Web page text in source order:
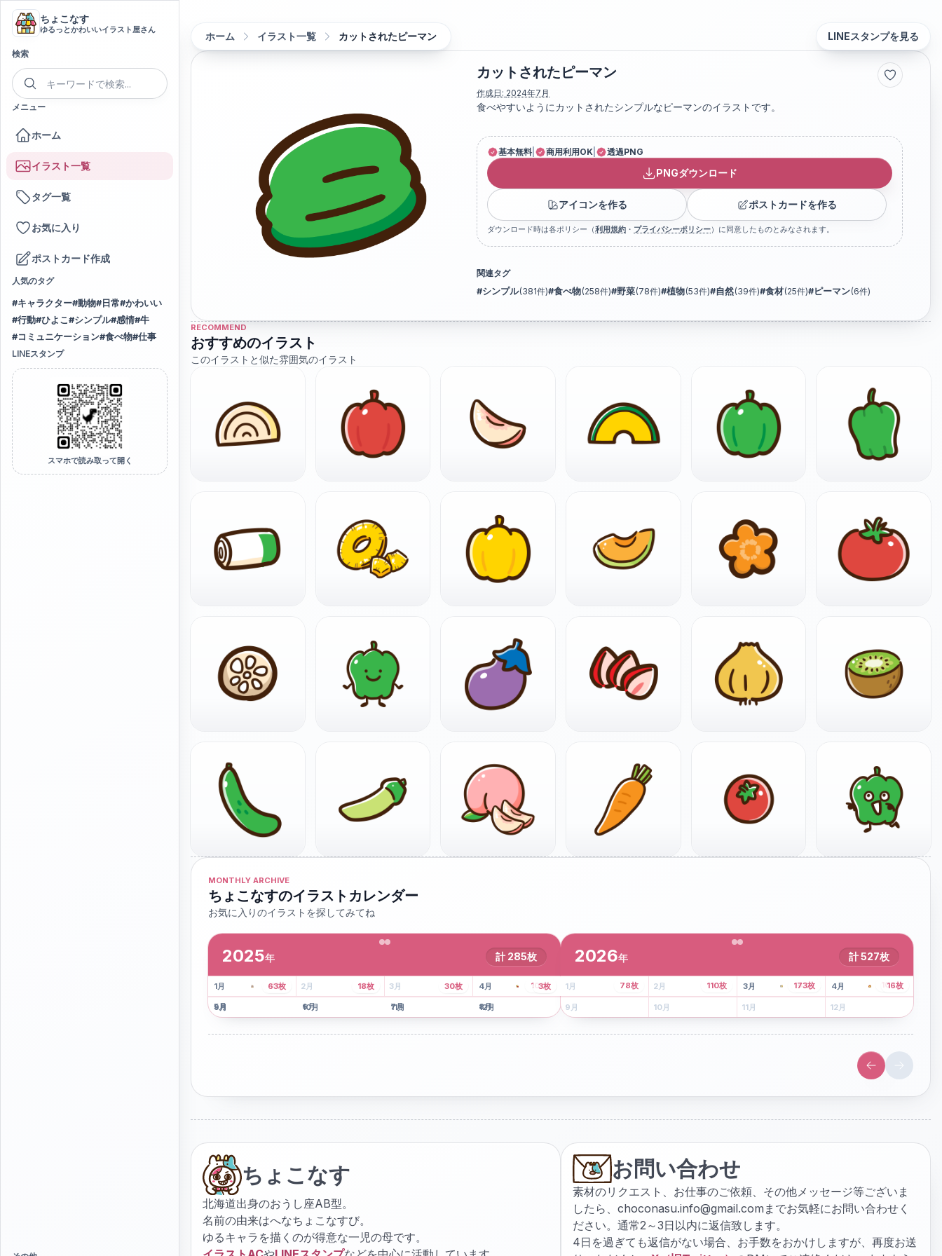
ちょこなす
ゆるっとかわいいイラスト屋さん
検索
メニュー
ホーム
イラスト一覧
タグ一覧
お気に入り
ポストカード作成
人気のタグ
#キャラクター#動物# 日常#かわいい
#行動#ひよこ#シンプル#感情#牛
#コミュニケーション#食べ物#仕事
LINEスタンプ
スマホで読み取って開く
ホーム イラスト一覧 カットされたピーマン LINEスタンプを見る
カットされたピーマン
作成日: 2024年7月
食べやすいようにカットされたシンプルなピーマンのイラストです。
基本無料 商用利用OK 透過PNG
PNGダウンロード
アイコンを作る ポストカードを作る
ダウンロード時は各ポリシー（利用規約 ・ プライバシーポリシー）に同意したものとみなされます。
関連タグ
#シンプル(381件)#食べ物(258件)#野菜(78件)#植物(53件)#自然(39件)#食材(25件)#ピーマン(6件)
RECOMMEND
おすすめのイラスト
このイラストと似た雰囲気のイラスト
MONTHLY ARCHIVE
ちょこなすのイラストカレンダー
お気に入りのイラストを探してみてね
2025年 計 285枚
1月 2枚 2月 3月 4月 8枚
5月
41枚
6月
13枚
7月
6枚
8月
101枚
9月
63枚
10月
18枚
11月
30枚
12月
3枚
2026年 計527枚
1月 2月 3月 43枚 4月 107枚
5 月
78枚
6月
110枚
7 月
173枚
8月
16枚
9 月 10月 11月 12月
ちょこなす
北海道出身のおうし座AB型。
名前の由来はへなちょこなすび。
ゆるキャラを描くのが得意な一児の母です。
お問い合わせ
素材のリクエスト、お仕事のご依頼、その他メッセージ等ございま
したら、 choconasu.info@gmail.com までお気軽にお問い合わせく
ださい。通常2～3日以内に返信致します。
4日を過ぎても返信がない場合、お手数をおかけしますが、再度お送